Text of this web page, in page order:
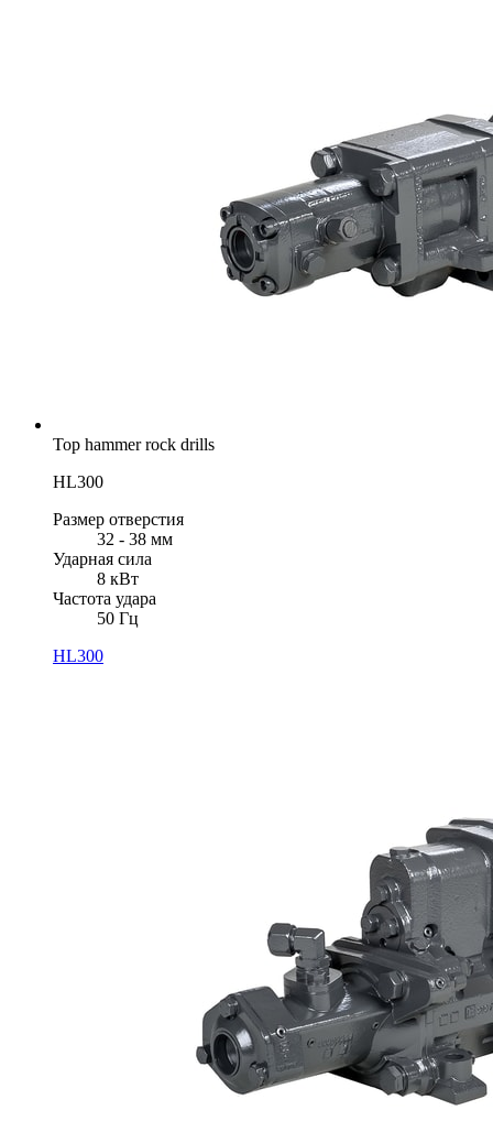
Top hammer rock drills
HL300
Размер отверстия
32 - 38 мм
Ударная сила
8 кВт
Частота удара
50 Гц
HL300